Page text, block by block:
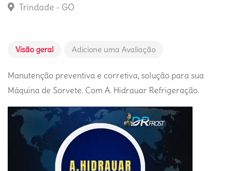
Trindade - GO
Visão geral Adicione uma Avaliação
Manutenção preventiva e corretiva, solução para sua
Máquina de Sorvete. Com A. Hidrauar Refrigeração.